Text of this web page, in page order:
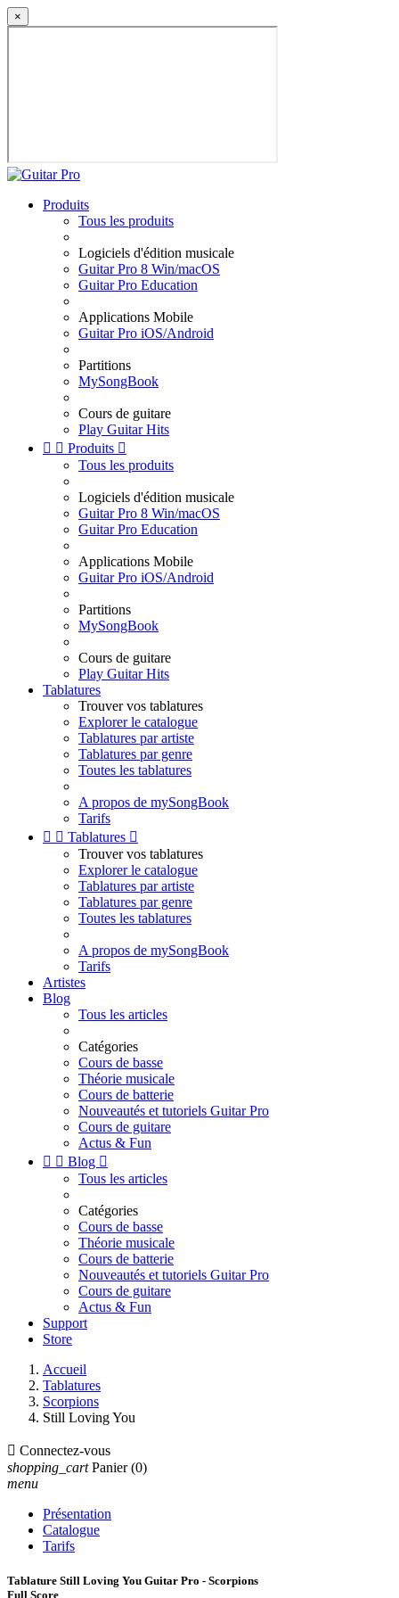
×
Produits
Tous les produits
Logiciels d'édition musicale
Guitar Pro 8 Win/macOS
Guitar Pro Education
Applications Mobile
Guitar Pro iOS/Android
Partitions
MySongBook
Cours de guitare
Play Guitar Hits
  Produits 
Tous les produits
Logiciels d'édition musicale
Guitar Pro 8 Win/macOS
Guitar Pro Education
Applications Mobile
Guitar Pro iOS/Android
Partitions
MySongBook
Cours de guitare
Play Guitar Hits
Tablatures
Trouver vos tablatures
Explorer le catalogue
Tablatures par artiste
Tablatures par genre
Toutes les tablatures
A propos de mySongBook
Tarifs
  Tablatures 
Trouver vos tablatures
Explorer le catalogue
Tablatures par artiste
Tablatures par genre
Toutes les tablatures
A propos de mySongBook
Tarifs
Artistes
Blog
Tous les articles
Catégories
Cours de basse
Théorie musicale
Cours de batterie
Nouveautés et tutoriels Guitar Pro
Cours de guitare
Actus & Fun
  Blog 
Tous les articles
Catégories
Cours de basse
Théorie musicale
Cours de batterie
Nouveautés et tutoriels Guitar Pro
Cours de guitare
Actus & Fun
Support
Store
Accueil
Tablatures
Scorpions
Still Loving You
 Connectez-vous
shopping_cart Panier (0)
menu
Présentation
Catalogue
Tarifs
Tablature Still Loving You Guitar Pro - Scorpions
Full Score